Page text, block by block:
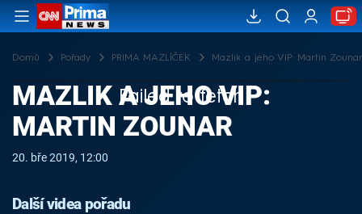
Domů Pořady PRIMA MAZLÍČEK Mazlik a jeho VIP: Martin Zounar
Failed to fetch
MAZLIK A JEHO VIP:
MARTIN ZOUNAR
20. bře 2019, 12:00
Další videa pořadu